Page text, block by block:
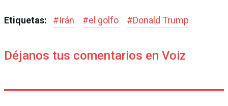
Etiquetas: #Irán #el golfo #Donald Trump
Déjanos tus comentarios en Voiz